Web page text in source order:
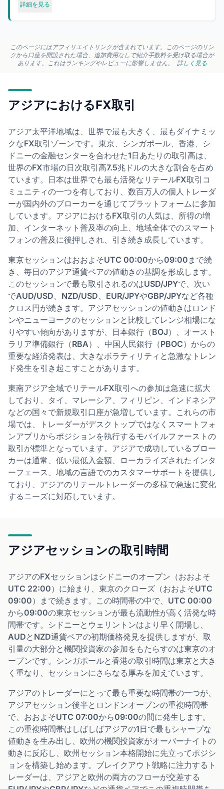
詳細を見る
このページにはアフィリエイトリンクが含まれています。このページのリン
クから口座を開設された場合、追加費用なしで紹介手数料を受け取る場合が
あります。これはランキングやレビューに影響しません。
詳しく見る
アジアにおけるFX取引
アジア太平洋地域は、世界で最も大きく、最もダイナミッ
クなFX取引ゾーンです。東京、シンガポール、香港、シ
ドニーの金融センターを合わせた1日あたりの取引高は、
世界のFX市場の日次取引高7.5兆ドルの大きな割合を占め
ています。日本は世界でも最も活発なリテールFX取引コ
ミュニティの一つを有しており、数百万人の個人トレーダ
ーが国内外のブローカーを通じてプラットフォームに参加
しています。アジアにおけるFX取引の人気は、所得の増
加、インターネット普及率の向上、地域全体でのスマート
フォンの普及に後押しされ、引き続き成長しています。
東京セッションはおおよそUTC 00:00から09:00まで続
き、毎日のアジア通貨ペアの値動きの基調を形成します。
このセッションで最も取引されるのはUSD/JPYで、次い
でAUD/USD、NZD/USD、EUR/JPYやGBP/JPYなど各種
クロス円が続きます。アジアセッションの値動きはロンド
ンやニューヨークのセッションと比較してレンジ相場にな
りやすい傾向がありますが、日本銀行（BOJ）、オースト
ラリア準備銀行（RBA）、中国人民銀行（PBOC）からの
重要な経済発表は、大きなボラティリティと急激なトレン
ド発生を引き起こすことがあります。
東南アジア全域でリテールFX取引への参加は急速に拡大
しており、タイ、マレーシア、フィリピン、インドネシア
などの国々で新規取引口座が急増しています。これらの市
場では、トレーダーがデスクトップではなくスマートフォ
ンアプリからポジションを執行するモバイルファーストの
取引が標準となっています。アジアで成功しているブロー
カーは通常、低い最低入金額、ローカライズされたインタ
ーフェース、地域の言語でのカスタマーサポートを提供し
ており、アジアのリテールトレーダーの多様で急速に変化
するニーズに対応しています。
アジアセッションの取引時間
アジアのFXセッションはシドニーのオープン（おおよそ
UTC 22:00）に始まり、東京のクローズ（おおよそUTC
09:00）まで続きます。この時間帯の中で、UTC 00:00
から09:00の東京セッションが最も流動性が高く活発な時
間帯です。シドニーとウェリントンはより早く開場し、
AUDとNZD通貨ペアの初期価格発見を提供しますが、取
引量の大部分と機関投資家の参加をもたらすのは東京のオ
ープンです。シンガポールと香港の取引時間は東京と大き
く重なり、セッションにさらなる厚みを加えています。
アジアのトレーダーにとって最も重要な時間帯の一つが、
アジアセッション後半とロンドンオープンの重複時間帯
で、おおよそUTC 07:00から09:00の間に発生します。
この重複時間帯はしばしばアジアの1日で最もシャープな
値動きを生み出し、欧州の機関投資家がオーバーナイトの
動きに反応し、欧州セッション本格開始に先立ってポジシ
ョンを構築し始めます。ブレイクアウト戦略に注力するト
レーダーは、アジアと欧州の両方のフローが交差する